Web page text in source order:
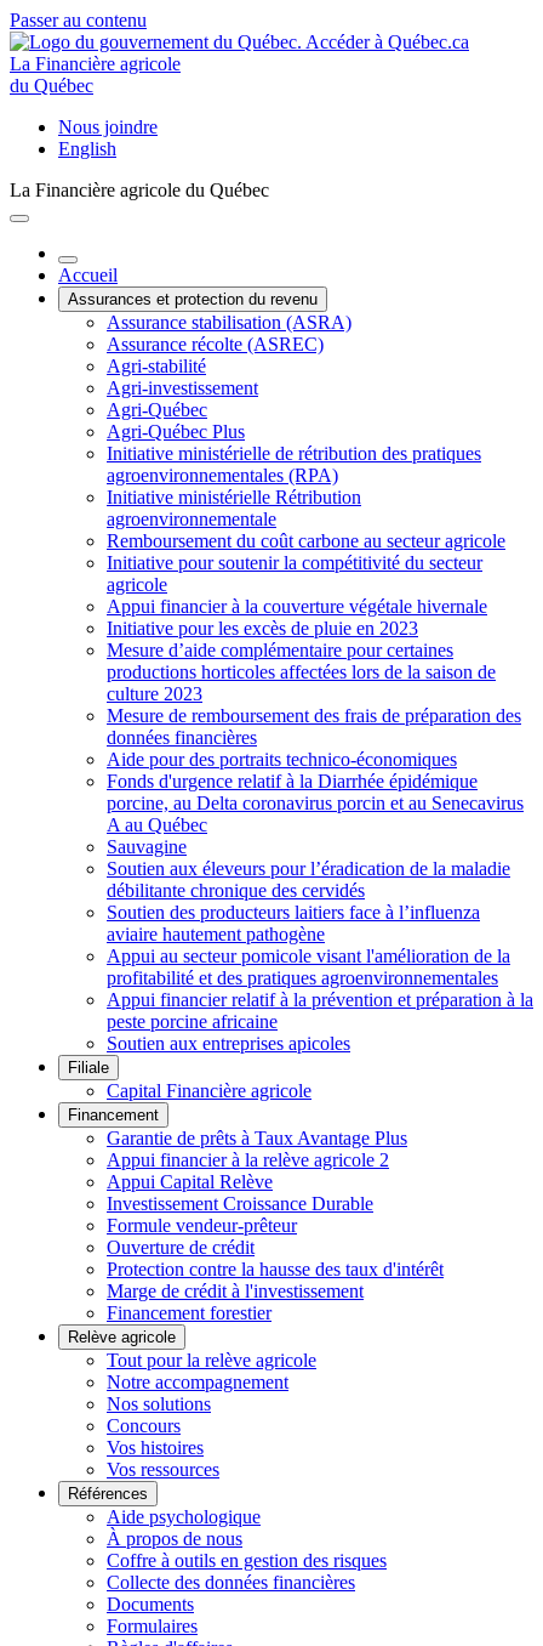
Passer au contenu
La Financière agricole
du Québec
Nous joindre
English
La Financière agricole du Québec
Accueil
Assurances et protection du revenu
Assurance stabilisation (ASRA)
Assurance récolte (ASREC)
Agri-stabilité
Agri-investissement
Agri-Québec
Agri-Québec Plus
Initiative ministérielle de rétribution des pratiques
agroenvironnementales (RPA)
Initiative ministérielle Rétribution
agroenvironnementale
Remboursement du coût carbone au secteur agricole
Initiative pour soutenir la compétitivité du secteur
agricole
Appui financier à la couverture végétale hivernale
Initiative pour les excès de pluie en 2023
Mesure d’aide complémentaire pour certaines
productions horticoles affectées lors de la saison de
culture 2023
Mesure de remboursement des frais de préparation des
données financières
Aide pour des portraits technico-économiques
Fonds d'urgence relatif à la Diarrhée épidémique
porcine, au Delta coronavirus porcin et au Senecavirus
A au Québec
Sauvagine
Soutien aux éleveurs pour l’éradication de la maladie
débilitante chronique des cervidés
Soutien des producteurs laitiers face à l’influenza
aviaire hautement pathogène
Appui au secteur pomicole visant l'amélioration de la
profitabilité et des pratiques agroenvironnementales
Appui financier relatif à la prévention et préparation à la
peste porcine africaine
Soutien aux entreprises apicoles
Filiale
Capital Financière agricole
Financement
Garantie de prêts à Taux Avantage Plus
Appui financier à la relève agricole 2
Appui Capital Relève
Investissement Croissance Durable
Formule vendeur-prêteur
Ouverture de crédit
Protection contre la hausse des taux d'intérêt
Marge de crédit à l'investissement
Financement forestier
Relève agricole
Tout pour la relève agricole
Notre accompagnement
Nos solutions
Concours
Vos histoires
Vos ressources
Références
Aide psychologique
À propos de nous
Coffre à outils en gestion des risques
Collecte des données financières
Documents
Formulaires